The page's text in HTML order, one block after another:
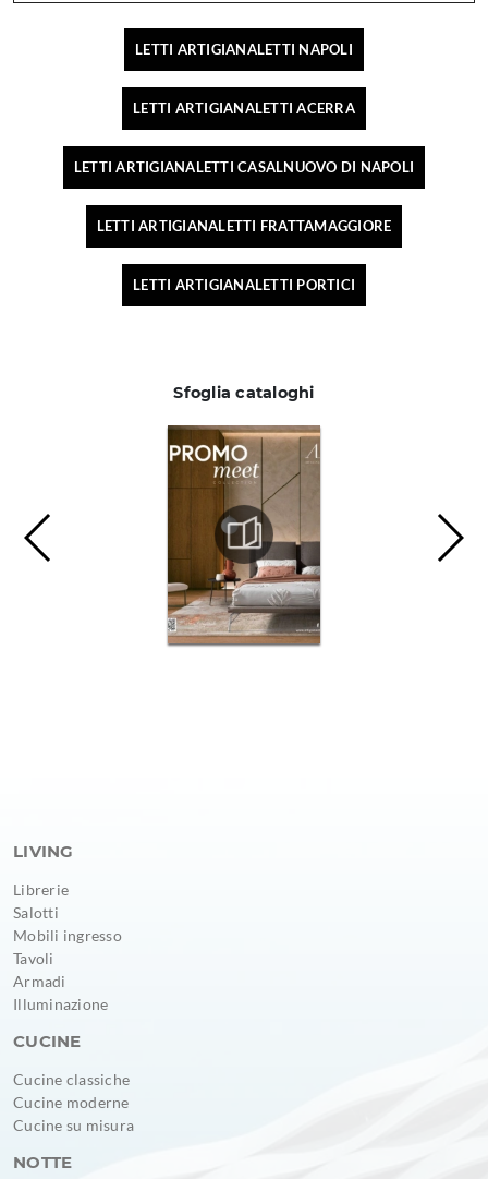
LETTI ARTIGIANALETTI NAPOLI
LETTI ARTIGIANALETTI ACERRA
LETTI ARTIGIANALETTI CASALNUOVO DI NAPOLI
LETTI ARTIGIANALETTI FRATTAMAGGIORE
LETTI ARTIGIANALETTI PORTICI
Sfoglia cataloghi
LIVING
Librerie
Salotti
Mobili ingresso
Tavoli
Armadi
Illuminazione
CUCINE
Cucine classiche
Cucine moderne
Cucine su misura
NOTTE